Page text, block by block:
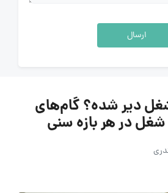
ارسال
شغل دیر شده؟ گام‌های
شغل در هر بازه سنی